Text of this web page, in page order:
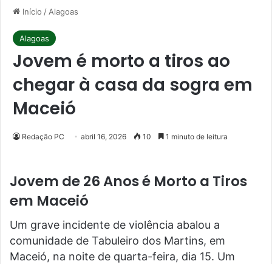
Início / Alagoas
Alagoas
Jovem é morto a tiros ao
chegar à casa da sogra em
Maceió
Redação PC abril 16, 2026 10 1 minuto de leitura
Jovem de 26 Anos é Morto a Tiros
em Maceió
Um grave incidente de violência abalou a
comunidade de Tabuleiro dos Martins, em
Maceió, na noite de quarta-feira, dia 15. Um